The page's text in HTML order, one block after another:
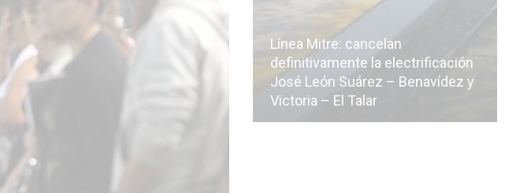
Línea Mitre: dieron oficialmente
de baja la construcción de la
Línea Mitre: cancelan
definitivamente la electrificación
José León Suárez – Benavídez y
Victoria – El Talar